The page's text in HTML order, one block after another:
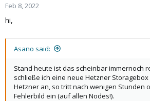
Feb 8, 2022
hi,
Asano said:
Stand heute ist das scheinbar immernoch
schließe ich eine neue Hetzner
Hetzner an, so tritt nach wenigen Stunden
Fehlerbild ein (auf allen Nodes!).